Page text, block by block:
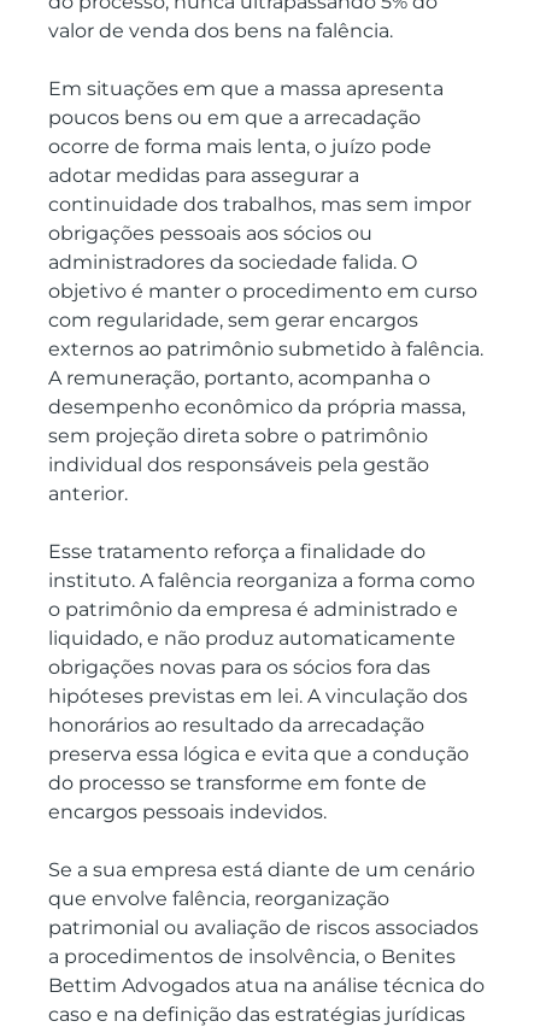
valor de venda dos bens na falência.
Em situações em que a massa apresenta
poucos bens ou em que a arrecadação
ocorre de forma mais lenta, o juízo pode
adotar medidas para assegurar a
continuidade dos trabalhos, mas sem impor
obrigações pessoais aos sócios ou
administradores da sociedade falida. O
objetivo é manter o procedimento em curso
com regularidade, sem gerar encargos
externos ao patrimônio submetido à falência.
A remuneração, portanto, acompanha o
desempenho econômico da própria massa,
sem projeção direta sobre o patrimônio
individual dos responsáveis pela gestão
anterior.
Esse tratamento reforça a finalidade do
instituto. A falência reorganiza a forma como
o patrimônio da empresa é administrado e
liquidado, e não produz automaticamente
obrigações novas para os sócios fora das
hipóteses previstas em lei. A vinculação dos
honorários ao resultado da arrecadação
preserva essa lógica e evita que a condução
do processo se transforme em fonte de
encargos pessoais indevidos.
Se a sua empresa está diante de um cenário
que envolve falência, reorganização
patrimonial ou avaliação de riscos associados
a procedimentos de insolvência, o Benites
Bettim Advogados atua na análise técnica do
caso e na definição das estratégias jurídicas